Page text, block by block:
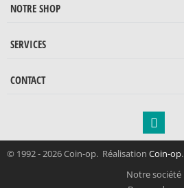
NOTRE SHOP
SERVICES
CONTACT
© 1992 - 2026 Coin-op. Réalisation Coin-op.
Notre société